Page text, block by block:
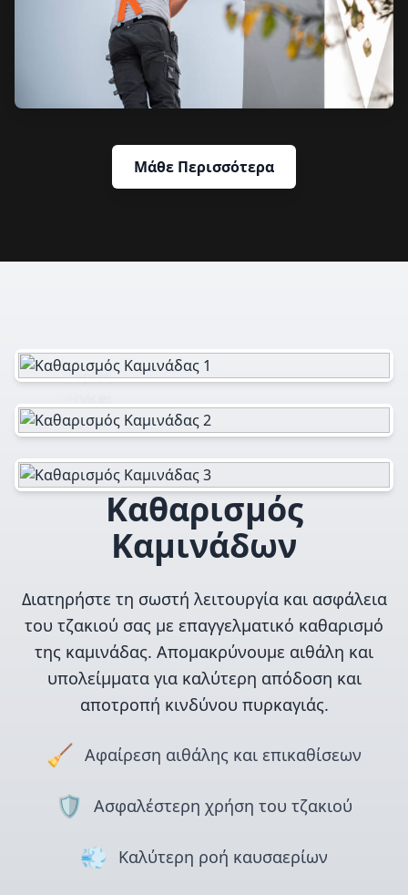
Μάθε Περισσότερα
Καθαρισμός
Καμινάδων
Διατηρήστε τη σωστή λειτουργία και ασφάλεια
του τζακιού σας με επαγγελματικό καθαρισμό
της καμινάδας. Απομακρύνουμε αιθάλη και
υπολείμματα για καλύτερη απόδοση και
αποτροπή κινδύνου πυρκαγιάς.
🧹 Αφαίρεση αιθάλης και επικαθίσεων
🛡️ Ασφαλέστερη χρήση του τζακιού
💨 Καλύτερη ροή καυσαερίων